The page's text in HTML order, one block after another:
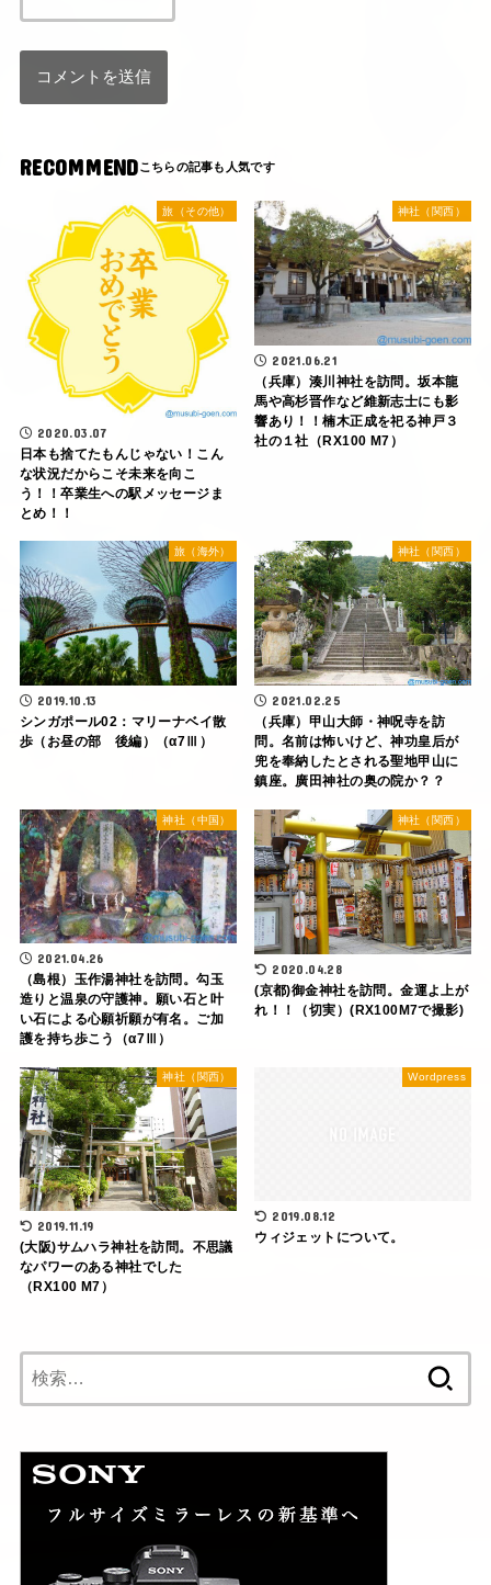
RECOMMEND
旅（その他）
2020.03.07
日本も捨てたもんじゃない！こん
な状況だからこそ未来を向こ
う！！卒業生への駅メッセージま
とめ！！
神社（関西）
2021.06.21
（兵庫）湊川神社を訪問。坂本龍
馬や高杉晋作など維新志士にも影
響あり！！楠木正成を祀る神戸３
社の１社（RX100 M7）
旅（海外）
2019.10.13
シンガポール02：マリーナベイ散
歩（お昼の部 後編）（α7Ⅲ）
神社（関西）
2021.02.25
（兵庫）甲山大師・神呪寺を訪
問。名前は怖いけど、神功皇后が
兜を奉納したとされる聖地甲山に
鎮座。廣田神社の奥の院か？？
神社（中国）
2021.04.26
（島根）玉作湯神社を訪問。勾玉
造りと温泉の守護神。願い石と叶
い石による心願祈願が有名。ご加
護を持ち歩こう（α7Ⅲ）
神社（関西）
2020.04.28
(京都)御金神社を訪問。金運よ上が
れ！！（切実）(RX100M7で撮影)
神社（関西）
2019.11.19
(大阪)サムハラ神社を訪問。不思議
なパワーのある神社でした
（RX100 M7）
Wordpress
2019.08.12
ウィジェットについて。
索: